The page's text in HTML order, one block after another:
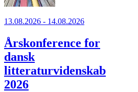
13.08.2026 - 14.08.2026
Årskonference for
dansk
litteraturvidenskab
2026